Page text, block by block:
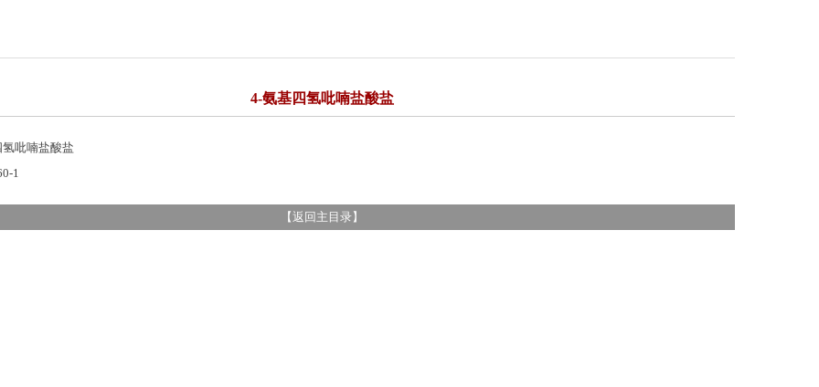
4-氨基四氢吡喃盐酸盐
吡喃盐酸盐
1
【返回主目录】